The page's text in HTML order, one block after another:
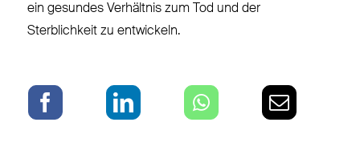
ein gesundes Verhältnis zum Tod und der
Sterblichkeit zu entwickeln.